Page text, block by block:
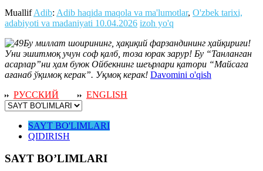
MuallifAdib: Adib haqida maqola va ma'lumotlar, O'zbek tarixi,
adabiyoti va madaniyati 10.04.2026 izoh yo'q
Бу миллат шоирининг, ҳақиқий фарзандининг ҳайқириғи!
Уни эшитмоқ учун соф қалб, тоза юрак зарур! Бу “Танланган
асарлар”ни ҳам буюк Ойбекнинг шеърлари қатори “Майсага
ағанаб ўқимоқ керак”. Уқмоқ керак! Davomini o'qish
РУССКИЙ
ENGLISH
SAYT BO'LIMLARI
QIDIRISH
SAYT BO’LIMLARI